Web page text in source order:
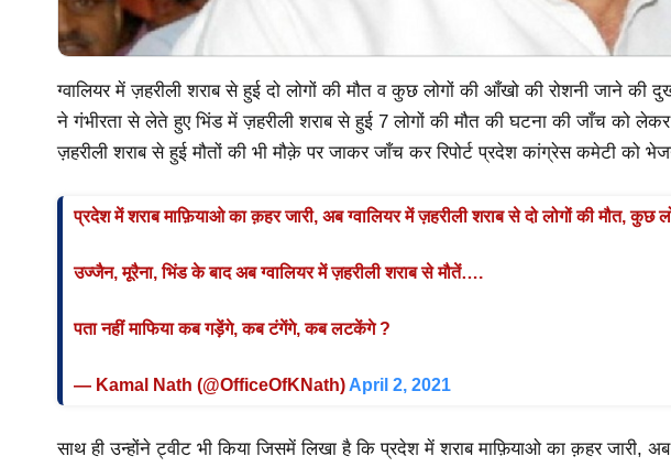
ग्वालियर में ज़हरीली शराब से हुई दो लोगों की मौत व कुछ लोगों की आँखो की रोशनी जाने
ने गंभीरता से लेते हुए भिंड में ज़हरीली शराब से हुई 7 लोगों की मौत की घटना की जाँच को
ज़हरीली शराब से हुई मौतों की भी मौक़े पर जाकर जाँच कर रिपोर्ट प्रदेश कांग्रेस कमेटी को
प्रदेश में शराब माफ़ियाओ का क़हर जारी, अब ग्वालियर में ज़हरीली शराब से दो लोगों की मौत, कुछ
उज्जैन, मूरैना, भिंड के बाद अब ग्वालियर में ज़हरीली शराब से मौतें….
पता नहीं माफिया कब गड़ेंगे, कब टंगेंगे, कब लटकेंगे ?
— Kamal Nath (@OfficeOfKNath) April 2, 2021
साथ ही उन्होंने ट्वीट भी किया जिसमें लिखा है कि प्रदेश में शराब माफ़ियाओ का क़हर जारी, अब